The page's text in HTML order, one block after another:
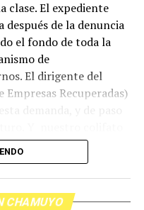
clase. El expediente
después de la denuncia
el fondo de toda la
de
El dirigente del
Recuperadas)
una definición
anormales. Como
con música y con El
completo)
CHAMUYO